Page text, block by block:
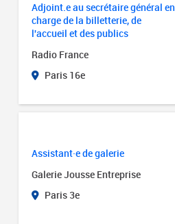
Adjoint.e au secrétaire général en
charge de la billetterie, de
l'accueil et des publics
Radio France
Paris 16e
Assistant·e de galerie
Galerie Jousse Entreprise
Paris 3e